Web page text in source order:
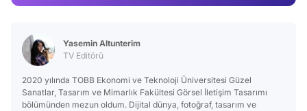
Yasemin Altunterim
TV Editörü
2020 yılında TOBB Ekonomi ve Teknoloji Üniversitesi Güzel
Sanatlar, Tasarım ve Mimarlık Fakültesi Görsel İletişim Tasarımı
bölümünden mezun oldum. Dijital dünya, fotoğraf, tasarım ve